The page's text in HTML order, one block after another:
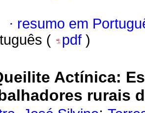
· resumo em
(
pdf )
Actínica:
rurais